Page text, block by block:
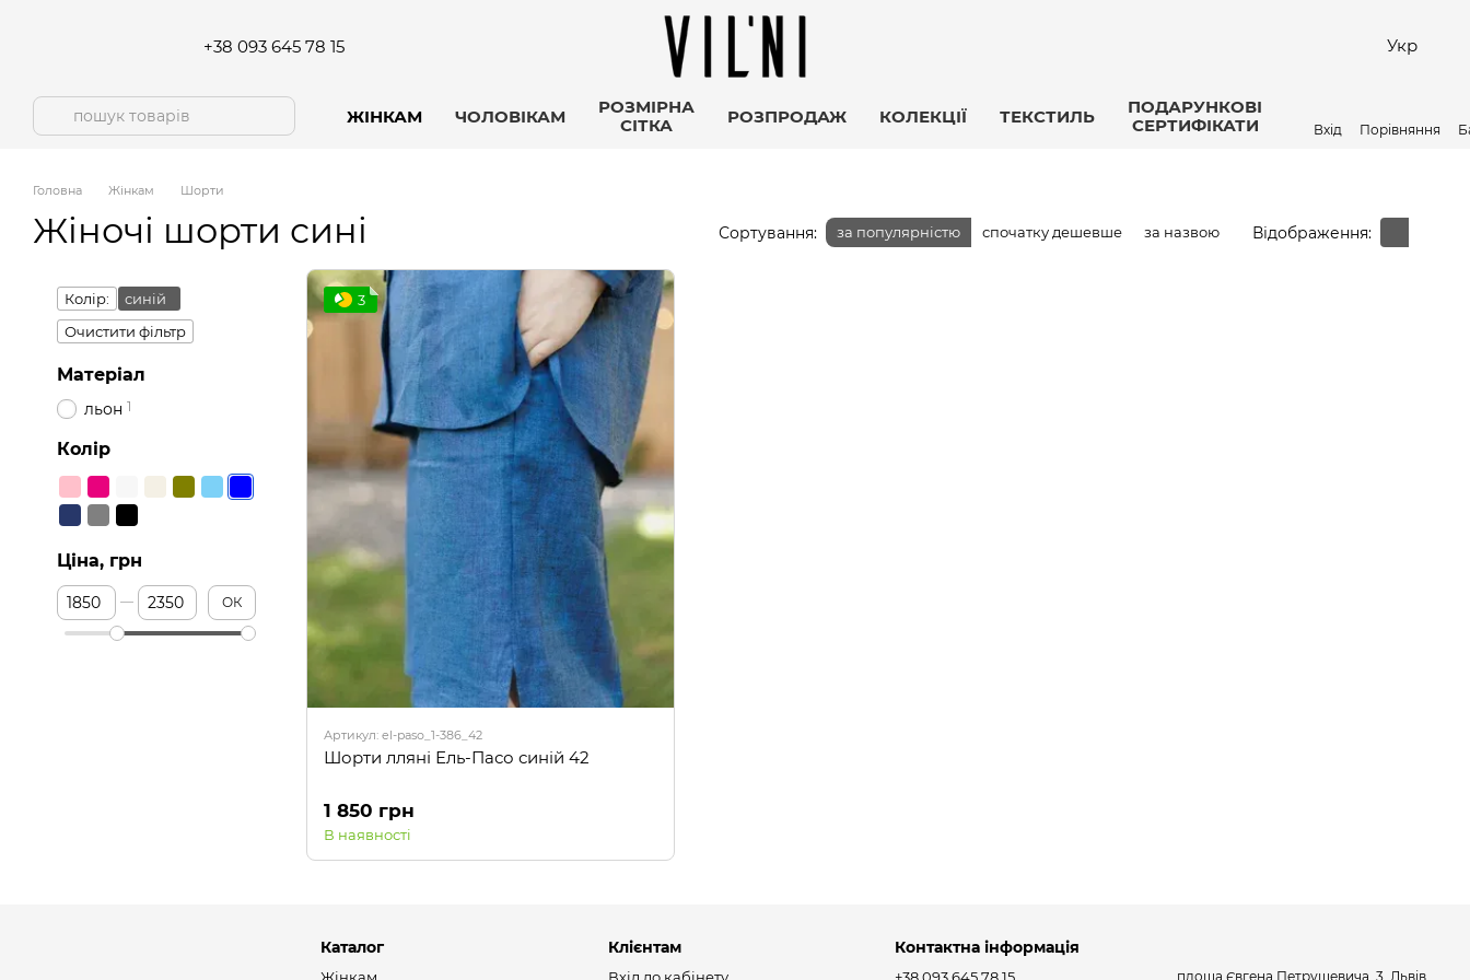
+38 093 645 78 15 Укр
ЖІНКАМ ЧОЛОВІКАМ
РОЗМІРНА
СІТКА
РОЗПРОДАЖ КОЛЕКЦІЇ ТЕКСТИЛЬ
ПОДАРУНКОВІ
СЕРТИФІКАТИ
Вхід Порівняння
Головна Жінкам Шорти
Жіночі шорти сині Сортування: за популярністю спочатку дешевше за назвою Відображення:
3
Артикул: el-paso_1-386_42
Шорти лляні Ель-Пасо синій 42
1 850 грн
В наявності
Колір:
синій
Очистити фільтр
Матеріал
льон 1
Колір
Ціна, грн
Від Ціна, грн
До Ціна, грн ОК
Каталог Клієнтам Контактна інформація
площа Євгена Петрушевича, 3, Львів,